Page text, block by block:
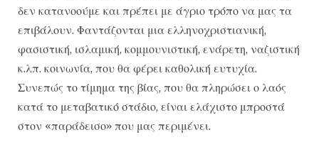
δεν κατανοούμε και πρέπει με άγριο τρόπο να μας τα
επιβάλουν. Φαντάζονται μια ελληνοχριστιανική,
φασιστική, ισλαμική, κομμουνιστική, ενάρετη, ναζιστική
κ.λπ. κοινωνία, που θα φέρει καθολική ευτυχία.
Συνεπώς το τίμημα της βίας, που θα πληρώσει ο λαός
κατά το μεταβατικό στάδιο, είναι ελάχιστο μπροστά
στον «παράδεισο» που μας περιμένει.